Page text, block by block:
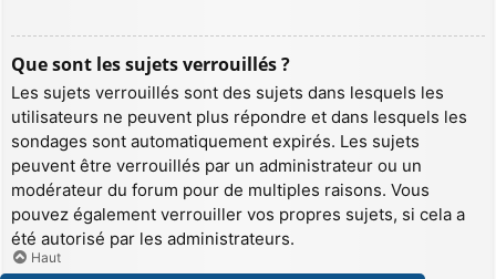
Que sont les sujets verrouillés ?
Les sujets verrouillés sont des sujets dans lesquels les
utilisateurs ne peuvent plus répondre et dans lesquels les
sondages sont automatiquement expirés. Les sujets
peuvent être verrouillés par un administrateur ou un
modérateur du forum pour de multiples raisons. Vous
pouvez également verrouiller vos propres sujets, si cela a
été autorisé par les administrateurs.
Haut